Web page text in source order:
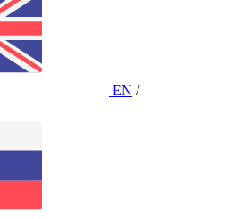
EN /